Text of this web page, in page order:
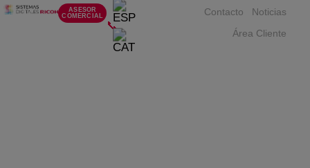
ASESOR
COMERCIAL
📞
Contacto
Noticias
Área Cliente